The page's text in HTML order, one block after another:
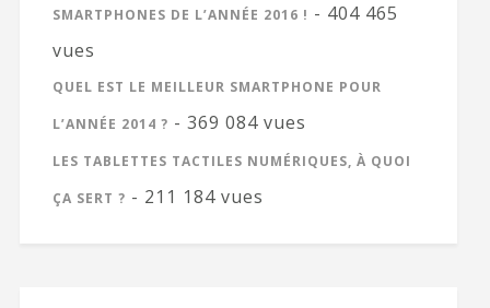
SMARTPHONES DE L’ANNÉE 2016 ! - 404 465
vues
QUEL EST LE MEILLEUR SMARTPHONE POUR
L’ANNÉE 2014 ? - 369 084 vues
LES TABLETTES TACTILES NUMÉRIQUES, À QUOI
ÇA SERT ? - 211 184 vues